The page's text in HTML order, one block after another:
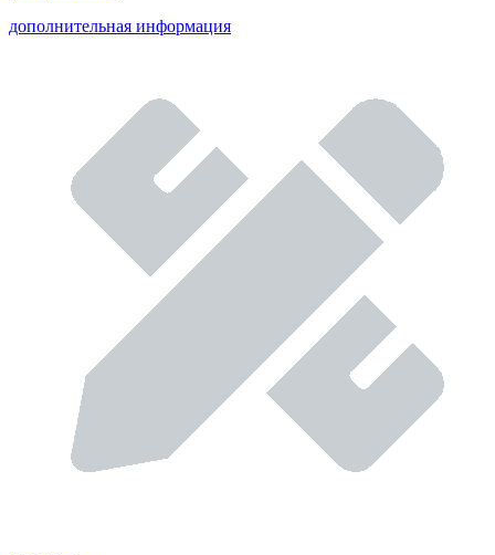
дополнительная информация